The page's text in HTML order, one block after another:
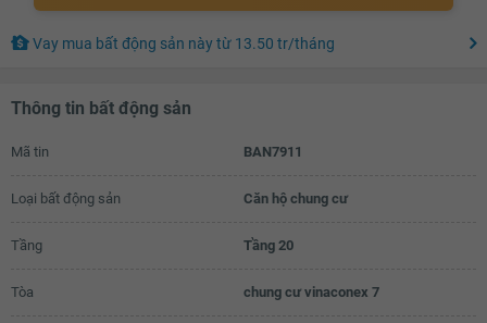
Vay mua bất động sản nàytừ 13.50 tr/tháng
Thông tin bất động sản
Mã tin BAN7911
Loại bất động sản Căn hộ chung cư
Tầng Tầng 20
Tòa chung cư vinaconex 7